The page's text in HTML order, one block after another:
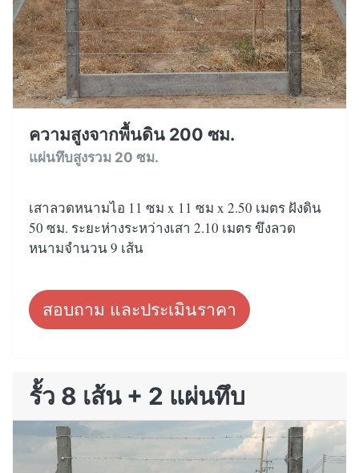
ความสูงจากพื้นดิน 200 ซม.
แผ่นทึบสูงรวม 20 ซม.
เสาลวดหนามไอ 11 ซม x 11 ซม x 2.50 เมตร ฝังดิน
50 ซม. ระยะห่างระหว่างเสา 2.10 เมตร ขึงลวด
หนามจำนวน 9 เส้น
สอบถาม และประเมินราคา
รั้ว 8 เส้น + 2 แผ่นทึบ